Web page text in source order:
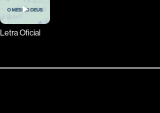
Letra Oficial